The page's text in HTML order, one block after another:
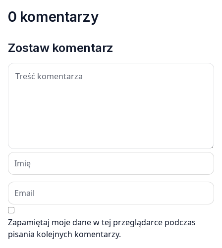
0 komentarzy
Zostaw komentarz
Zapamiętaj moje dane w tej przeglądarce podczas
pisania kolejnych komentarzy.